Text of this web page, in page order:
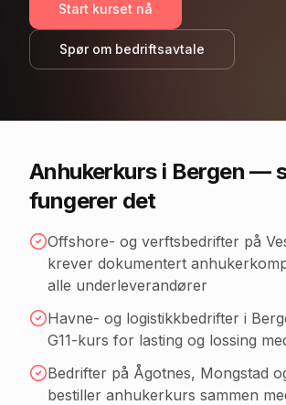
Start kurset nå
Spør om bedriftsavtale
Anhukerkurs i Bergen —
fungerer det
Offshore- og verftsbedrifter på
krever dokumentert
alle underleverandører
Havne- og logistikkbedrifter i
G11-kurs for lasting og lossing
Bedrifter på Ågotnes, Mongstad
bestiller anhukerkurs sammen